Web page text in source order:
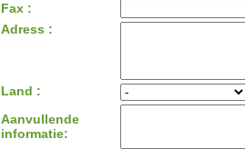
Fax :
Adress :
Land :
Aanvullende
informatie: